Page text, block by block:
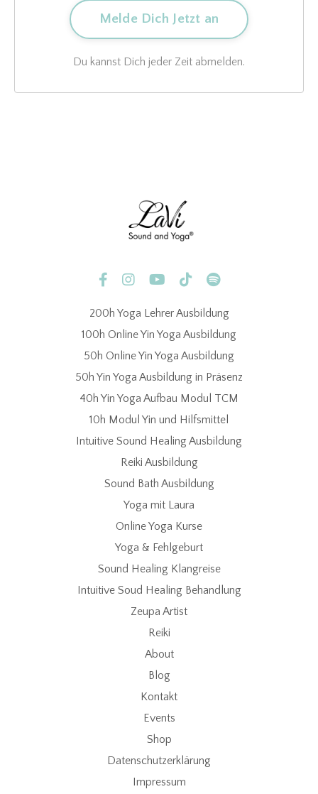
Du kannst Dich jeder Zeit abmelden.
200h Yoga Lehrer Ausbildung
100h Online Yin Yoga Ausbildung
50h Online Yin Yoga Ausbildung
50h Yin Yoga Ausbildung in Präsenz
40h Yin Yoga Aufbau Modul TCM
10h Modul Yin und Hilfsmittel
Intuitive Sound Healing Ausbildung
Reiki Ausbildung
Sound Bath Ausbildung
Yoga mit Laura
Online Yoga Kurse
Yoga & Fehlgeburt
Sound Healing Klangreise
Intuitive Soud Healing Behandlung
Zeupa Artist
Reiki
About
Blog
Kontakt
Events
Shop
Datenschutzerklärung
Impressum